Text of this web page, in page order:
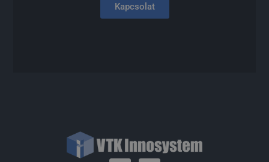
Kapcsolat